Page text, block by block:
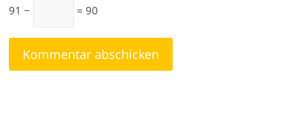
91 −
= 90